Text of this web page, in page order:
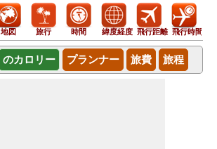
地図 旅行 時間 緯度経度 飛行距離 飛行時間
のカロリー プランナー 旅費 旅程